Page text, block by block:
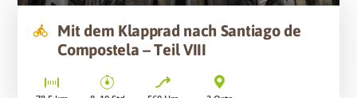
Mit dem Klapprad nach Santiago de
Compostela – Teil VIII